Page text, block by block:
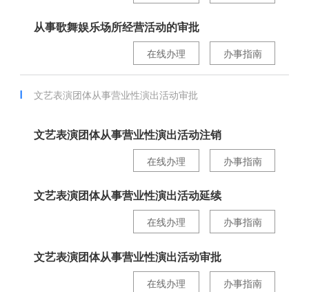
从事歌舞娱乐场所经营活动的审批
办事指南
在线办理
文艺表演团体从事营业性演出活动审批
文艺表演团体从事营业性演出活动注销
办事指南
在线办理
文艺表演团体从事营业性演出活动延续
办事指南
在线办理
文艺表演团体从事营业性演出活动审批
办事指南
在线办理